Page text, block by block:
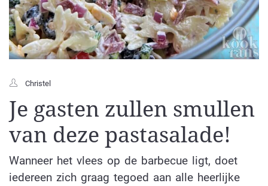
Christel
Je gasten zullen smullen
van deze pastasalade!
Wanneer het vlees op de barbecue ligt, doet
iedereen zich graag tegoed aan alle heerlijke